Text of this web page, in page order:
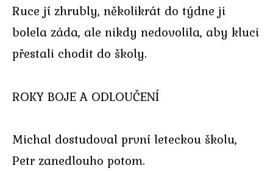
Ruce jí zhrubly, několikrát do týdne ji
bolela záda, ale nikdy nedovolila, aby kluci
přestali chodit do školy.
ROKY BOJE A ODLOUČENÍ
Michal dostudoval první leteckou školu,
Petr zanedlouho potom.